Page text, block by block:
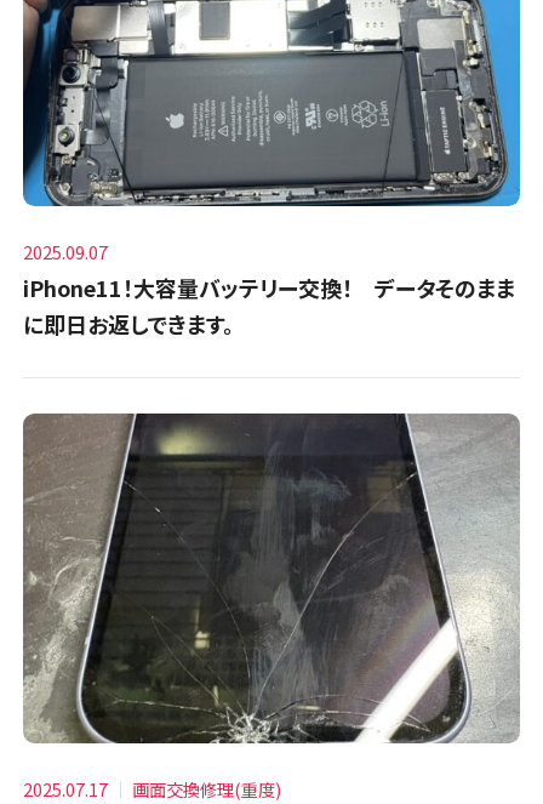
2025.09.07
iPhone11！大容量バッテリー交換！ データそのまま
に即日お返しできます。
2025.07.17 画面交換修理(重度)